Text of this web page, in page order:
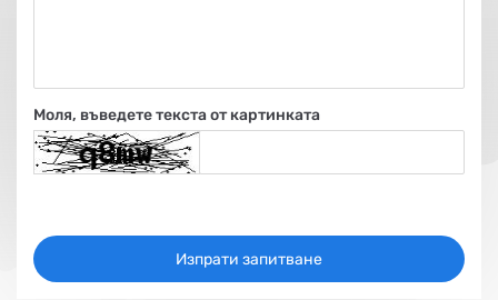
Моля, въведете текста от картинката
Изпрати запитване